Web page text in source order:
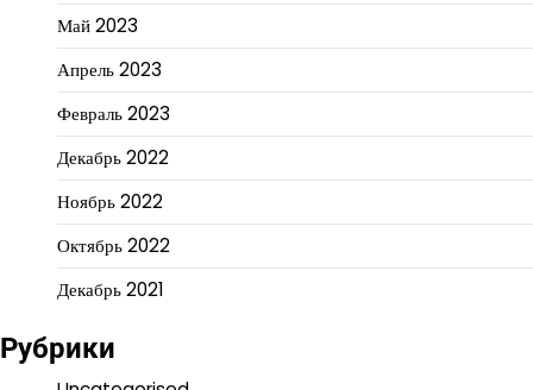
Май 2023
Апрель 2023
Февраль 2023
Декабрь 2022
Ноябрь 2022
Октябрь 2022
Декабрь 2021
Рубрики